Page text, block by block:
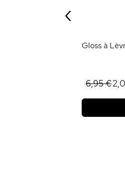
Gloss à
6,95 €
‹